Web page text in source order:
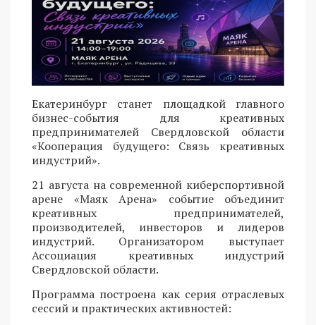
Екатеринбург станет площадкой главного
бизнес-события для креативных
предпринимателей Свердловской области
«Кооперация будущего: Связь креативных
индустрий».
21 августа на современной киберспортивной
арене «Маяк Арена» событие объединит
креативных предпринимателей,
производителей, инвесторов и лидеров
индустрий. Организатором выступает
Ассоциация креативных индустрий
Свердловской области.
Программа построена как серия отраслевых
сессий и практических активностей: